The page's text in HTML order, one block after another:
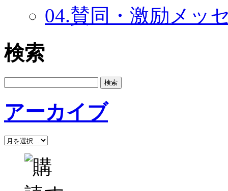
04.賛同・激励メッ
検索
アーカイブ